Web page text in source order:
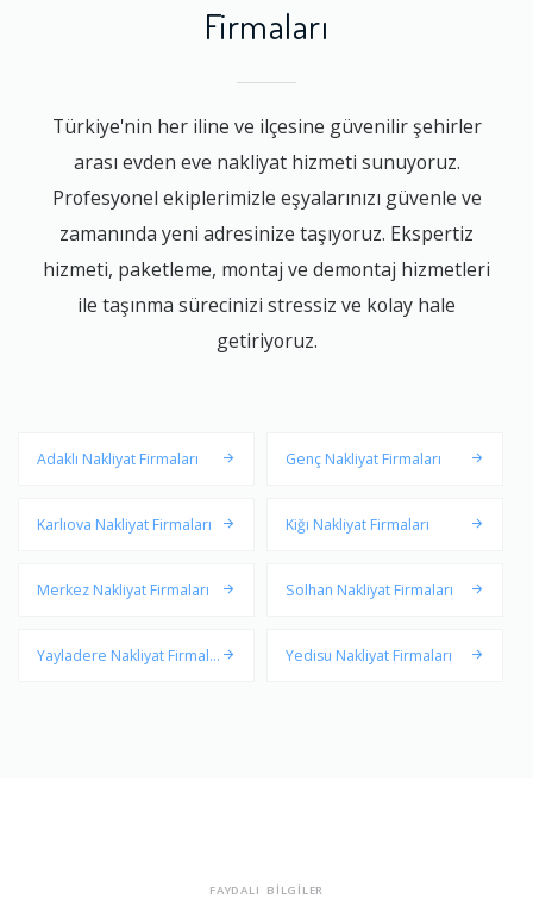
Firmaları
Türkiye'nin her iline ve ilçesine güvenilir şehirler
arası evden eve nakliyat hizmeti sunuyoruz.
Profesyonel ekiplerimizle eşyalarınızı güvenle ve
zamanında yeni adresinize taşıyoruz. Ekspertiz
hizmeti, paketleme, montaj ve demontaj hizmetleri
ile taşınma sürecinizi stressiz ve kolay hale
getiriyoruz.
Adaklı Nakliyat Firmaları Genç Nakliyat Firmaları
Karlıova Nakliyat Firmaları Kiğı Nakliyat Firmaları
Merkez Nakliyat Firmaları Solhan Nakliyat Firmaları
Yayladere Nakliyat Firmala
Yedisu Nakliyat Firmaları
FAYDALI BİLGİLER